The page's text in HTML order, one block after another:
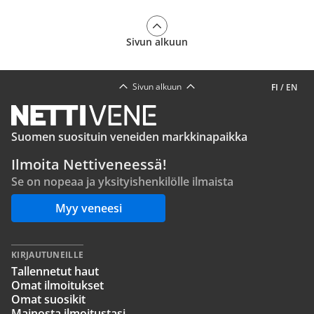
Sivun alkuun
FI / EN
Sivun alkuun
Suomen suosituin veneiden markkinapaikka
Ilmoita Nettiveneessä!
Se on nopeaa ja yksityishenkilölle ilmaista
Myy veneesi
KIRJAUTUNEILLE
Tallennetut haut
Omat ilmoitukset
Omat suosikit